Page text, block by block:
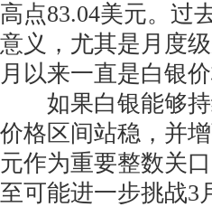
高点83.04美元。过
意义，尤其是月度
月以来一直是白银
如果白银能够持
价格区间站稳，并
元作为重要整数关
至可能进一步挑战3